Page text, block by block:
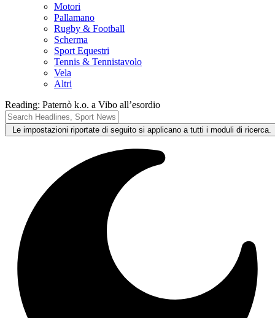
Motori
Pallamano
Rugby & Football
Scherma
Sport Equestri
Tennis & Tennistavolo
Vela
Altri
Reading: Paternò k.o. a Vibo all’esordio